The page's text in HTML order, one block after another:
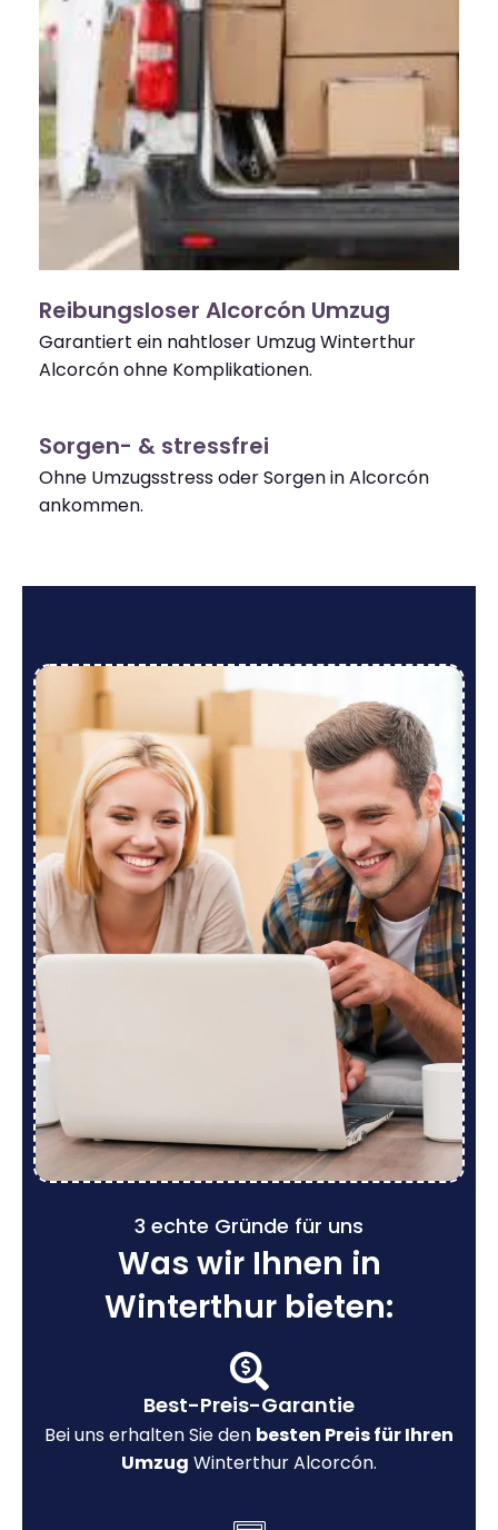
Reibungsloser Alcorcón Umzug
Garantiert ein nahtloser Umzug Winterthur
Alcorcón ohne Komplikationen.
Sorgen- & stressfrei
Ohne Umzugsstress oder Sorgen in Alcorcón
ankommen.
3 echte Gründe für uns
Was wir Ihnen in
Winterthur bieten:
Best-Preis-Garantie
Bei uns erhalten Sie den besten Preis für Ihren
Umzug Winterthur Alcorcón.